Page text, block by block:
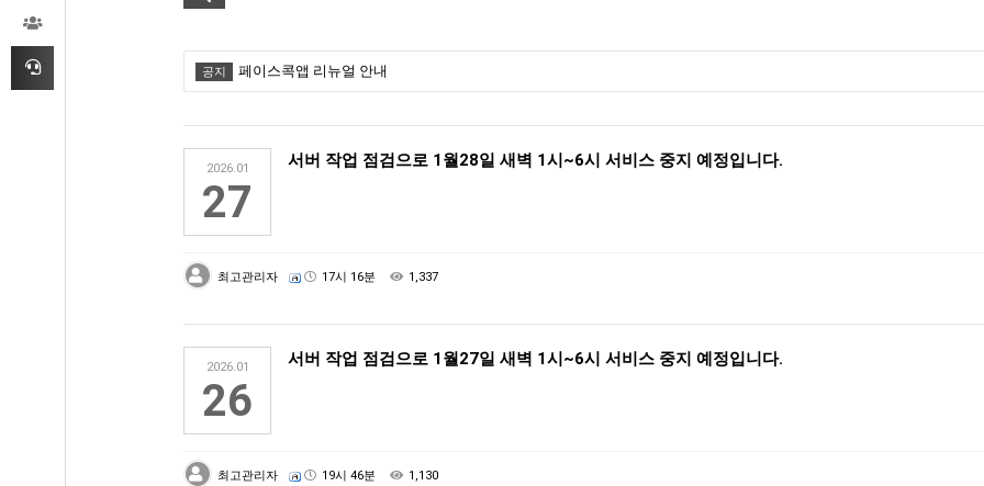
공지 페이스콕앱 리뉴얼 안내
2026.01
27
서버 작업 점검으로 1월28일 새벽 1시~6시 서비스 중지 예정입니다.
최고관리자 17시 16분 1,337
2026.01
26
서버 작업 점검으로 1월27일 새벽 1시~6시 서비스 중지 예정입니다.
최고관리자 19시 46분 1,130